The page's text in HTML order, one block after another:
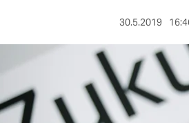
wahrheit
30.5.2019